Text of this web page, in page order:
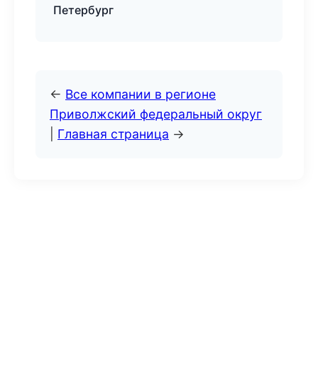
Петербург
← Все компании в регионе
Приволжский федеральный округ
Главная страница →